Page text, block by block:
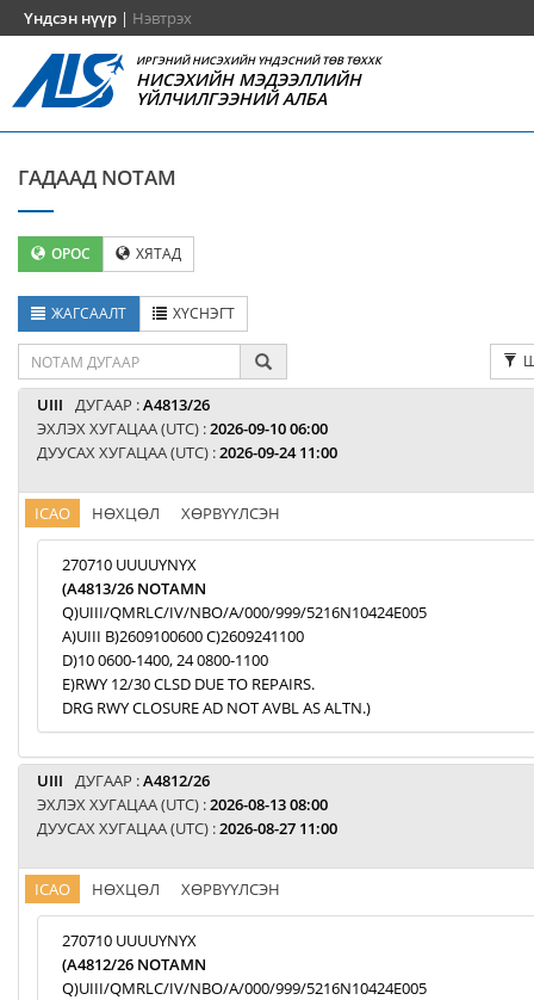
Үндсэн нүүр | Нэвтрэх
ИРГЭНИЙ НИСЭХИЙН ҮНДЭСНИЙ ТӨВ ТӨХХК
НИСЭХИЙН МЭДЭЭЛЛИЙН
ҮЙЛЧИЛГЭЭНИЙ АЛБА
ГАДААД NOTAM
ОРОС ХЯТАД
ЖАГСААЛТ ХҮСНЭГТ
UIII ДУГААР :A4813/26
ЭХЛЭХ ХУГАЦАА (UTC) :2026-09-10 06:00
ДУУСАХ ХУГАЦАА (UTC) :2026-09-24 11:00
ICAO НӨХЦӨЛ ХӨРВҮҮЛСЭН
270710 UUUUYNYX
(A4813/26 NOTAMN
Q)UIII/QMRLC/IV/NBO/A/000/999/5216N10424E005
A)UIII B)2609100600 C)2609241100
D)10 0600-1400, 24 0800-1100
E)RWY 12/30 CLSD DUE TO REPAIRS.
DRG RWY CLOSURE AD NOT AVBL AS ALTN.)
UIII ДУГААР :A4812/26
ЭХЛЭХ ХУГАЦАА (UTC) :2026-08-13 08:00
ДУУСАХ ХУГАЦАА (UTC) :2026-08-27 11:00
ICAO НӨХЦӨЛ ХӨРВҮҮЛСЭН
270710 UUUUYNYX
(A4812/26 NOTAMN
Q)UIII/QMRLC/IV/NBO/A/000/999/5216N10424E005